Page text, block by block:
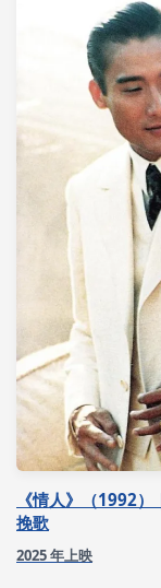
《情人》（1992
挽歌
2025 年上映